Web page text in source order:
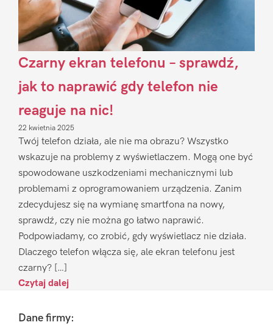
Czarny ekran telefonu – sprawdź,
jak to naprawić gdy telefon nie
reaguje na nic!
22 kwietnia 2025
Twój telefon działa, ale nie ma obrazu? Wszystko
wskazuje na problemy z wyświetlaczem. Mogą one być
spowodowane uszkodzeniami mechanicznymi lub
problemami z oprogramowaniem urządzenia. Zanim
zdecydujesz się na wymianę smartfona na nowy,
sprawdź, czy nie można go łatwo naprawić.
Podpowiadamy, co zrobić, gdy wyświetlacz nie działa.
Dlaczego telefon włącza się, ale ekran telefonu jest
czarny? […]
Czytaj dalej
FooterDane firmy: